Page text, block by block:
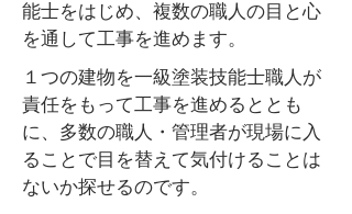
能士をはじめ、複数の職人の目と心
を通して工事を進めます。
１つの建物を一級塗装技能士職人が
責任をもって工事を進めるととも
に、多数の職人・管理者が現場に入
ることで目を替えて気付けることは
ないか探せるのです。